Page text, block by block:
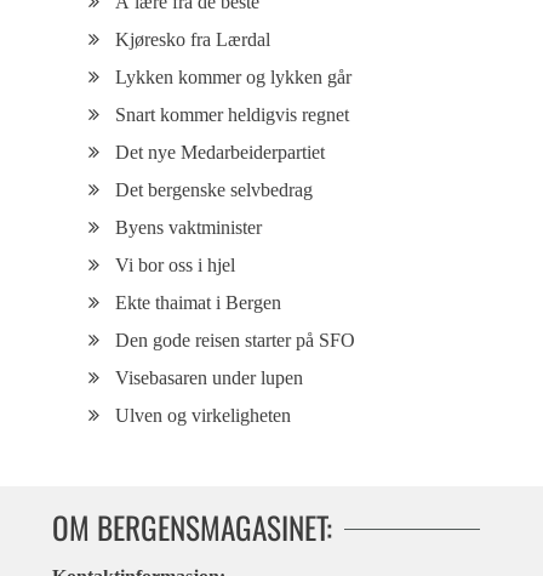
Kjøresko fra Lærdal
Lykken kommer og lykken går
Snart kommer heldigvis regnet
Det nye Medarbeiderpartiet
Det bergenske selvbedrag
Byens vaktminister
Vi bor oss i hjel
Ekte thaimat i Bergen
Den gode reisen starter på SFO
Visebasaren under lupen
Ulven og virkeligheten
OM BERGENSMAGASINET: